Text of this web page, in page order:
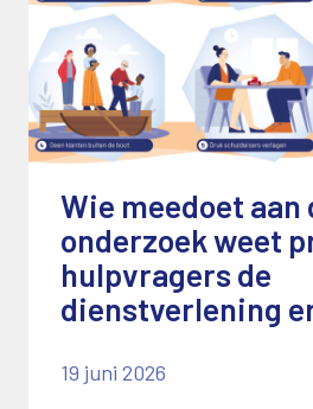
Wie meedoet aan
onderzoek weet
hulpvragers de
dienstverlening
19 juni 2026